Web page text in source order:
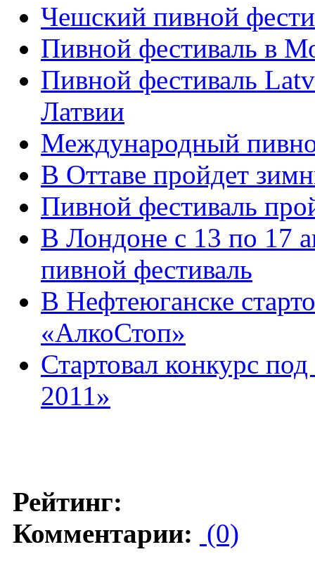
Чешский пивной
Пивной фестиваль в
Пивной фестиваль
Латвии
Международный
В Оттаве пройдет
Пивной фестиваль
В Лондоне с 13 по 17
пивной фестиваль
В Нефтеюганске
«АлкоСтоп»
Стартовал конкурс
2011»
Рейтинг:
Комментарии: (0)